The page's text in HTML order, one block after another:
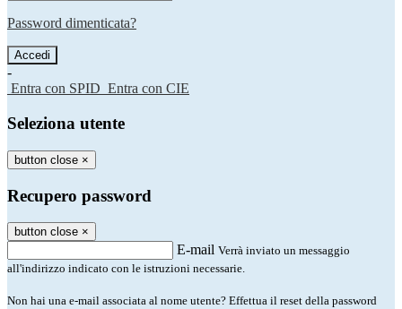
Password dimenticata?
-
Entra con SPID Entra con CIE
Seleziona utente
button close ×
Recupero password
button close ×
E-mail Verrà inviato un messaggio
all'indirizzo indicato con le istruzioni necessarie.
Non hai una e-mail associata al nome utente? Effettua il reset della password